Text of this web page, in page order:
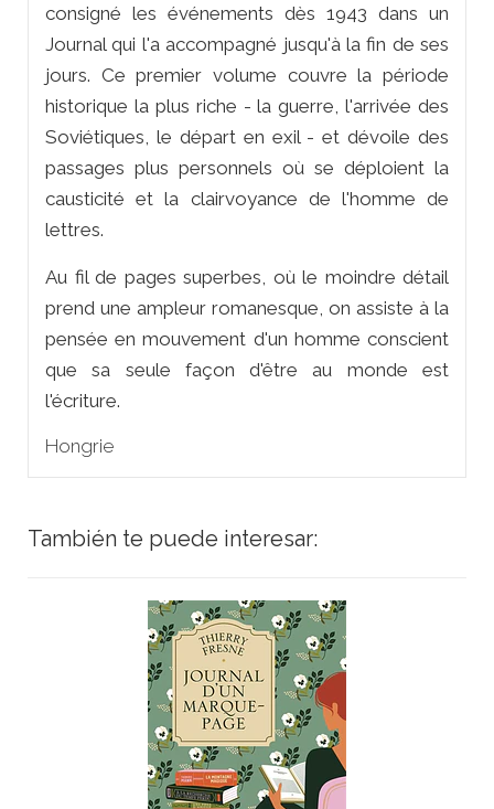
consigné les événements dès 1943 dans un
Journal qui l'a accompagné jusqu'à la fin de ses
jours. Ce premier volume couvre la période
historique la plus riche - la guerre, l'arrivée des
Soviétiques, le départ en exil - et dévoile des
passages plus personnels où se déploient la
causticité et la clairvoyance de l'homme de
lettres.
Au fil de pages superbes, où le moindre détail
prend une ampleur romanesque, on assiste à la
pensée en mouvement d'un homme conscient
que sa seule façon d'être au monde est
l'écriture.
Hongrie
También te puede interesar: